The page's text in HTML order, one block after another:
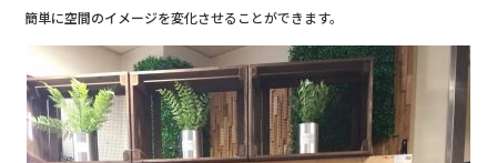
簡単に空間のイメージを変化させることができます。